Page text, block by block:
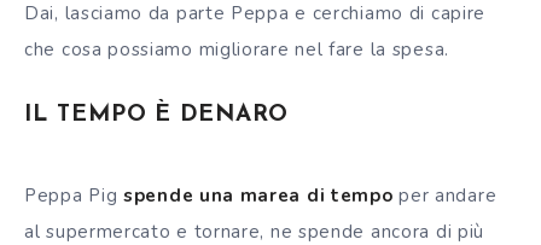
Dai, lasciamo da parte Peppa e cerchiamo di capire
che cosa possiamo migliorare nel fare la spesa.
IL TEMPO È DENARO
Peppa Pig spende una marea di tempo per andare
al supermercato e tornare, ne spende ancora di più